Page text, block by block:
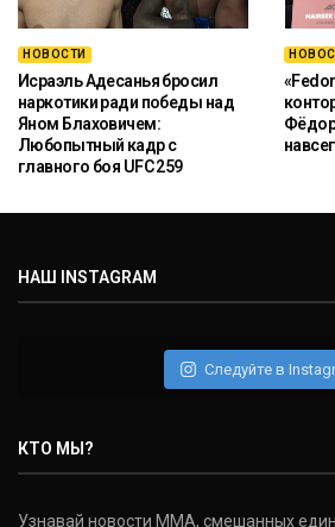
НОВОСТИ
Исраэль Адесанья бросил
наркотики ради победы над
Яном Блаховичем:
Любопытный кадр с
главного боя UFC 259
НАШ INSTAGRAM
Следуйте в
КТО МЫ?
Узнавай новости ММА, смешанных